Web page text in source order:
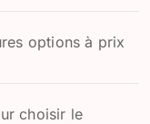
options à prix
choisir le